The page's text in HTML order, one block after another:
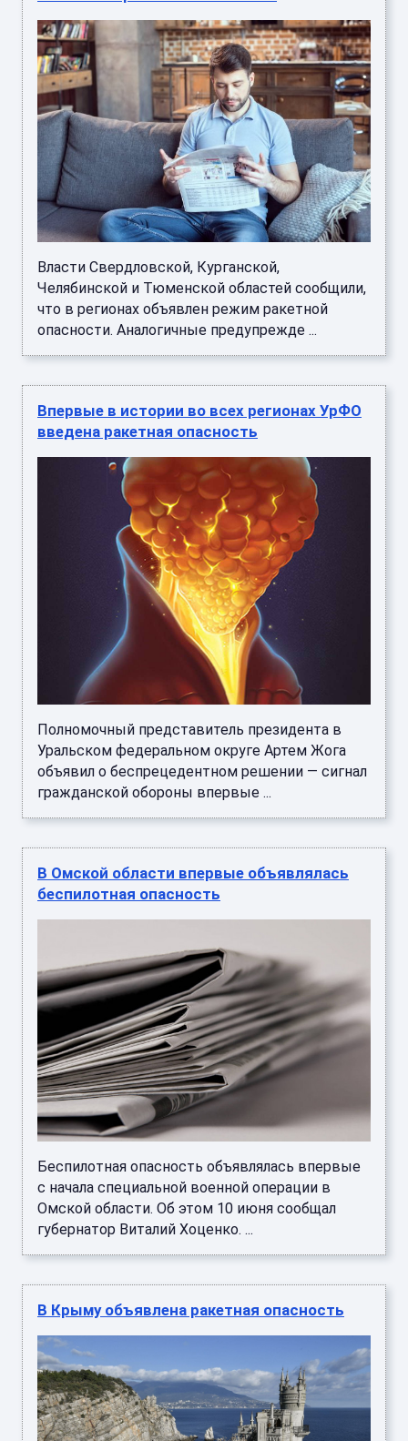
Власти Свердловской, Курганской,
Челябинской и Тюменской областей сообщили,
что в регионах объявлен режим ракетной
опасности. Аналогичные предупрежде ...
Впервые в истории во всех регионах УрФО
введена ракетная опасность
Полномочный представитель президента в
Уральском федеральном округе Артем Жога
объявил о беспрецедентном решении — сигнал
гражданской обороны впервые ...
В Омской области впервые объявлялась
беспилотная опасность
Беспилотная опасность объявлялась впервые
с начала специальной военной операции в
Омской области. Об этом 10 июня сообщал
губернатор Виталий Хоценко. ...
В Крыму объявлена ракетная опасность